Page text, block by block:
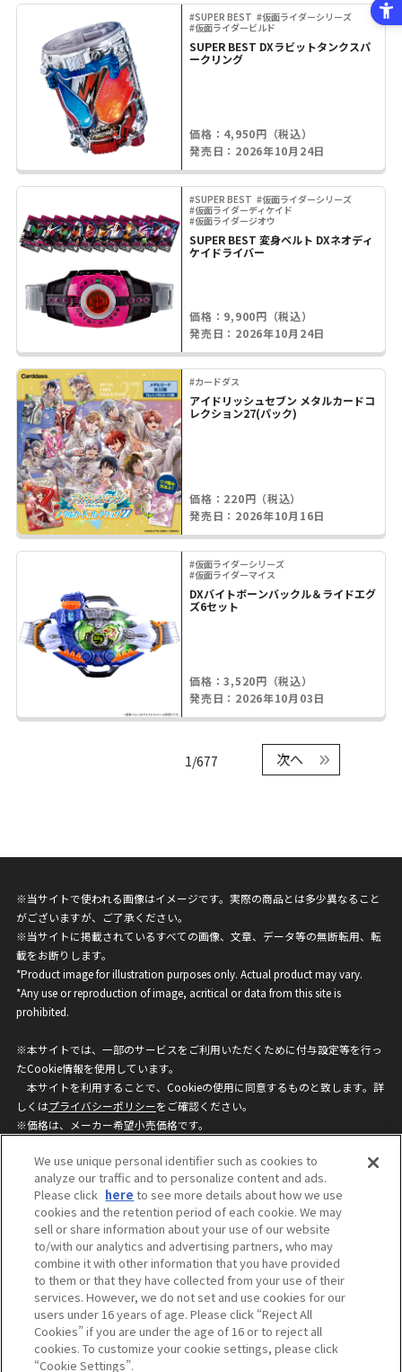
#SUPER BEST #仮面ライダーシリーズ
#仮面ライダービルド
SUPER BEST DXラビットタンクスパ
ークリング
価格：4,950円（税込）
発売日：2026年10月24日
#SUPER BEST #仮面ライダーシリーズ
#仮面ライダーディケイド
#仮面ライダージオウ
SUPER BEST 変身ベルト DXネオディ
ケイドライバー
価格：9,900円（税込）
発売日：2026年10月24日
#カードダス
アイドリッシュセブン メタルカードコ
レクション27(パック)
価格：220円（税込）
発売日：2026年10月16日
#仮面ライダーシリーズ
#仮面ライダーマイス
DXバイトボーンバックル＆ライドエグ
ズ6セット
価格：3,520円（税込）
発売日：2026年10月03日
1/677 次へ
※当サイトで使われる画像はイメージです。実際の商品とは多少異なること
がございますが、ご了承ください。
※当サイトに掲載されているすべての画像、文章、データ等の無断転用、転
載をお断りします。
*Product image for illustration purposes only. Actual product may vary.
*Any use or reproduction of image, acritical or data from this site is
prohibited.
※本サイトでは、一部のサービスをご利用いただくために付与設定等を行っ
たCookie情報を使用しています。
本サイトを利用することで、Cookieの使用に同意するものと致します。詳
しくはプライバシーポリシーをご確認ください。
※価格は、メーカー希望小売価格です。
ざいますのでご了承ください。
privacypolicy
Do Not Sell or Share My
Personal Information
ウェブサイトご利用条件
ソーシャルメディアポリシー
個人情報保護方針
お問い合わせ
©BANDAI
We use unique personal identifier such as cookies to
analyze our traffic and to personalize content and ads.
Please click here to see more details about how we use
cookies and the retention period of each cookie. We may
sell or share information about your use of our website
to/with our analytics and advertising partners, who may
combine it with other information that you have provided
to them or that they have collected from your use of their
services. However, we do not set and use cookies for our
users under 16 years of age. Please click “Reject All
Cookies” if you are under the age of 16 or to reject all
cookies. To customize your cookie settings, please click
“Cookie Settings”.